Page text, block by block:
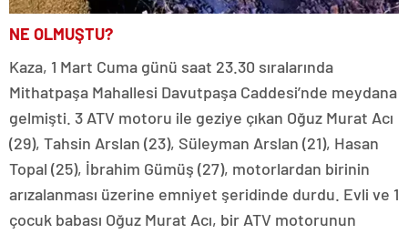
NE OLMUŞTU?
Kaza, 1 Mart Cuma günü saat 23.30 sıralarında
Mithatpaşa Mahallesi Davutpaşa Caddesi’nde meydana
gelmişti. 3 ATV motoru ile geziye çıkan Oğuz Murat Acı
(29), Tahsin Arslan (23), Süleyman Arslan (21), Hasan
Topal (25), İbrahim Gümüş (27), motorlardan birinin
arızalanması üzerine emniyet şeridinde durdu. Evli ve 1
çocuk babası Oğuz Murat Acı, bir ATV motorunun